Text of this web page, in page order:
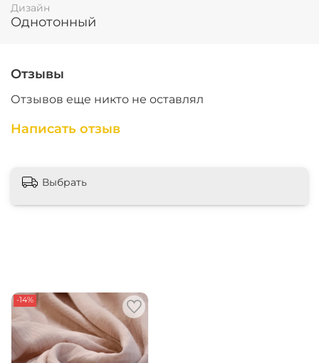
Дизайн
Однотонный
Отзывы
Отзывов еще никто не оставлял
Написать отзыв
Выбрать
-14%